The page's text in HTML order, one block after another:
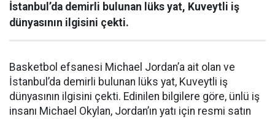
İstanbul’da demirli bulunan lüks yat, Kuveytli iş
dünyasının ilgisini çekti.
Basketbol efsanesi Michael Jordan’a ait olan ve
İstanbul’da demirli bulunan lüks yat, Kuveytli iş
dünyasının ilgisini çekti. Edinilen bilgilere göre, ünlü iş
insanı Michael Okylan, Jordan’ın yatı için resmi satın